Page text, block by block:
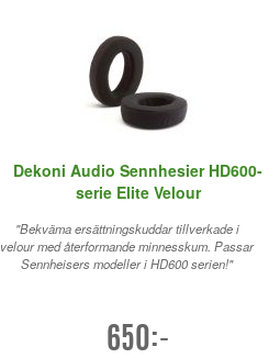
Dekoni Audio Sennhesier HD600-
serie Elite Velour
"Bekväma ersättningskuddar tillverkade i
velour med återformande minnesskum. Passar
Sennheisers modeller i HD600 serien!"
650:-